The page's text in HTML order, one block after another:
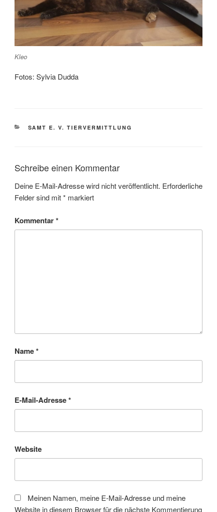
Kleo
Fotos: Sylvia Dudda
KATEGORIEN
SAMT E. V. TIERVERMITTLUNG
Schreibe einen Kommentar
Deine E-Mail-Adresse wird nicht veröffentlicht. Erforderliche
Felder sind mit* markiert
Kommentar*
Name*
E-Mail-Adresse*
Website
Meinen Namen, meine E-Mail-Adresse und meine
Website in diesem Browser für die nächste Kommentierung